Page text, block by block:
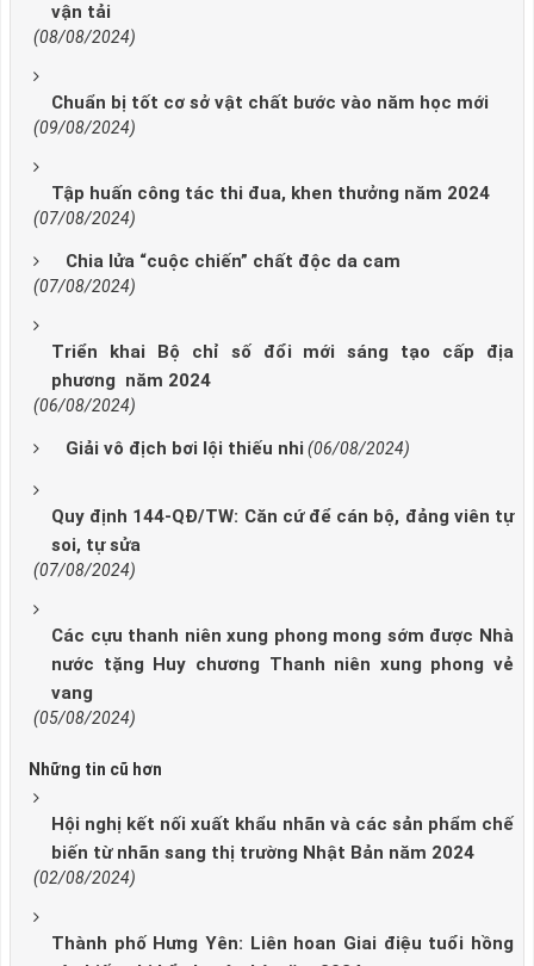
vận tải
(08/08/2024)
Chuẩn bị tốt cơ sở vật chất bước vào năm học mới
(09/08/2024)
Tập huấn công tác thi đua, khen thưởng năm 2024
(07/08/2024)
Chia lửa “cuộc chiến” chất độc da cam
(07/08/2024)
Triển khai Bộ chỉ số đổi mới sáng tạo cấp địa
phương năm 2024
(06/08/2024)
Giải vô địch bơi lội thiếu nhi (06/08/2024)
Quy định 144-QĐ/TW: Căn cứ để cán bộ, đảng viên tự
soi, tự sửa
(07/08/2024)
Các cựu thanh niên xung phong mong sớm được Nhà
nước tặng Huy chương Thanh niên xung phong vẻ
vang
(05/08/2024)
Những tin cũ hơn
Hội nghị kết nối xuất khẩu nhãn và các sản phẩm chế
biến từ nhãn sang thị trường Nhật Bản năm 2024
(02/08/2024)
Thành phố Hưng Yên: Liên hoan Giai điệu tuổi hồng